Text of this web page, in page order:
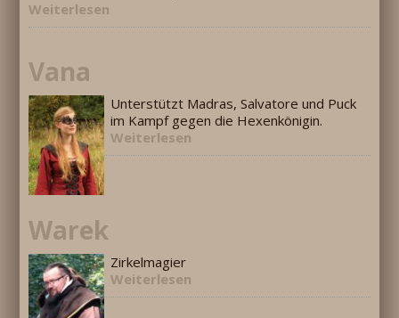
Weiterlesen
Vana
Unterstützt Madras, Salvatore und Puck
im Kampf gegen die Hexenkönigin.
Weiterlesen
Warek
Zirkelmagier
Weiterlesen